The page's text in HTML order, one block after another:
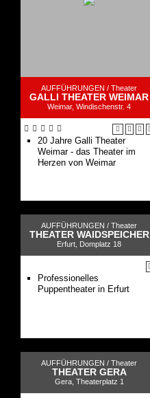
AUFFÜHRUNGEN / Theater
GALLI THEATER WEIMAR
Weimar, Windischenstr. 4
20 Jahre Galli Theater
Weimar - das Theater im
Herzen von Weimar
AUFFÜHRUNGEN / Theater
THEATER WAIDSPEICHER
Erfurt, Domplatz 18
Professionelles
Puppentheater in Erfurt
AUFFÜHRUNGEN / Theater
THEATER GERA
Gera, Theaterplatz 1